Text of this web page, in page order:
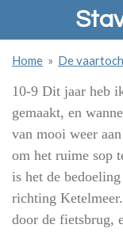
de
hoofdinhoud
Home » De
10-9 Dit jaar heb
gemaakt, en
van mooi weer
om het ruime sop
is het de
richting
door de fietsbrug,